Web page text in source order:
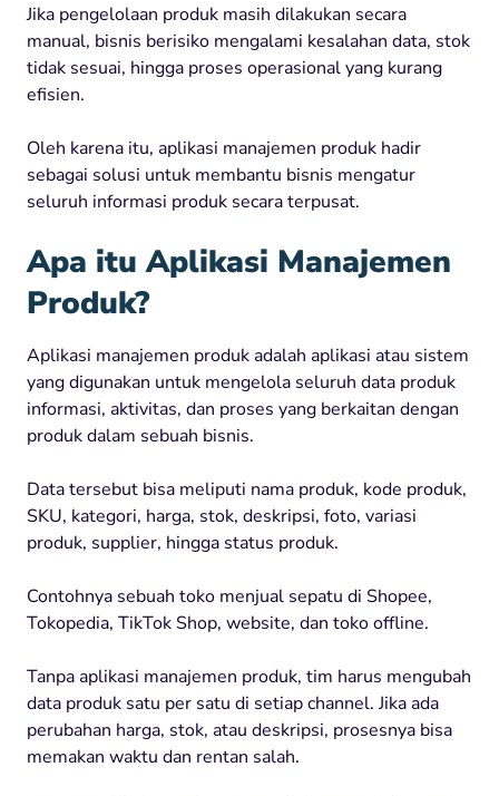
Jika pengelolaan produk masih dilakukan secara
manual, bisnis berisiko mengalami kesalahan data, stok
tidak sesuai, hingga proses operasional yang kurang
efisien.
Oleh karena itu, aplikasi manajemen produk hadir
sebagai solusi untuk membantu bisnis mengatur
seluruh informasi produk secara terpusat.
Apa itu Aplikasi Manajemen
Produk?
Aplikasi manajemen produk adalah aplikasi atau sistem
yang digunakan untuk mengelola seluruh data produk
informasi, aktivitas, dan proses yang berkaitan dengan
produk dalam sebuah bisnis.
Data tersebut bisa meliputi nama produk, kode produk,
SKU, kategori, harga, stok, deskripsi, foto, variasi
produk, supplier, hingga status produk.
Contohnya sebuah toko menjual sepatu di Shopee,
Tokopedia, TikTok Shop, website, dan toko offline.
Tanpa aplikasi manajemen produk, tim harus mengubah
data produk satu per satu di setiap channel. Jika ada
perubahan harga, stok, atau deskripsi, prosesnya bisa
memakan waktu dan rentan salah.